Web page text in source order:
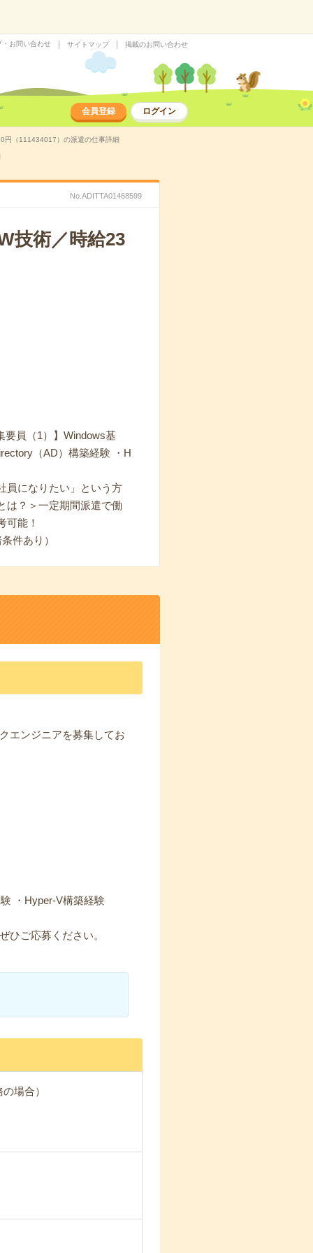
・お問い合わせ サイトマップ 掲載のお問い合わせ
会員登録 ログイン
円（111434017）の派遣の仕事詳細
No.ADITTA01468599
技術／時給23
員（1）】Windows基
（AD）構築経験 ・H
員になりたい」という方
は？＞一定期間派遣で働
可能！
件あり）
エンジニアを募集してお
験 ・Hyper-V構築経験
ひご応募ください。
場合）